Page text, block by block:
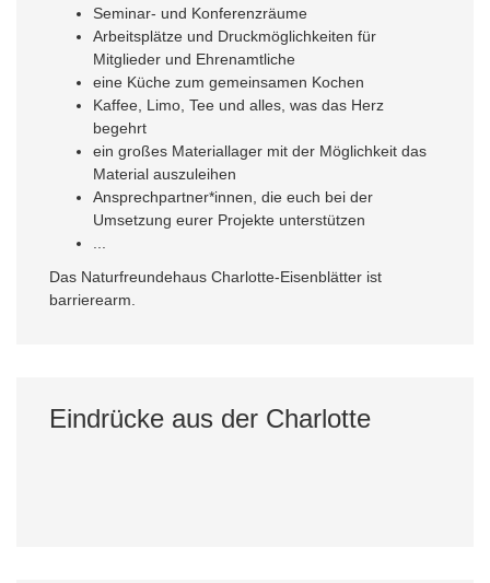
Seminar- und Konferenzräume
Arbeitsplätze und Druckmöglichkeiten für
Mitglieder und Ehrenamtliche
eine Küche zum gemeinsamen Kochen
Kaffee, Limo, Tee und alles, was das Herz
begehrt
ein großes Materiallager mit der Möglichkeit das
Material auszuleihen
Ansprechpartner*innen, die euch bei der
Umsetzung eurer Projekte unterstützen
Das Naturfreundehaus Charlotte-Eisenblätter ist
barrierearm.
Eindrücke aus der Charlotte